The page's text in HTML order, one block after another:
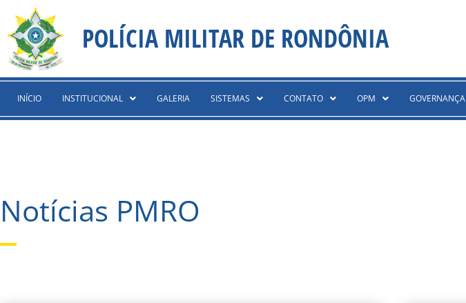
content
para
conteúdo
POLÍCIA MILITAR DE RONDÔNIA
INÍCIO INSTITUCIONAL GALERIA SISTEMAS CONTATO OPM GOVERNANÇA
Notícias PMRO